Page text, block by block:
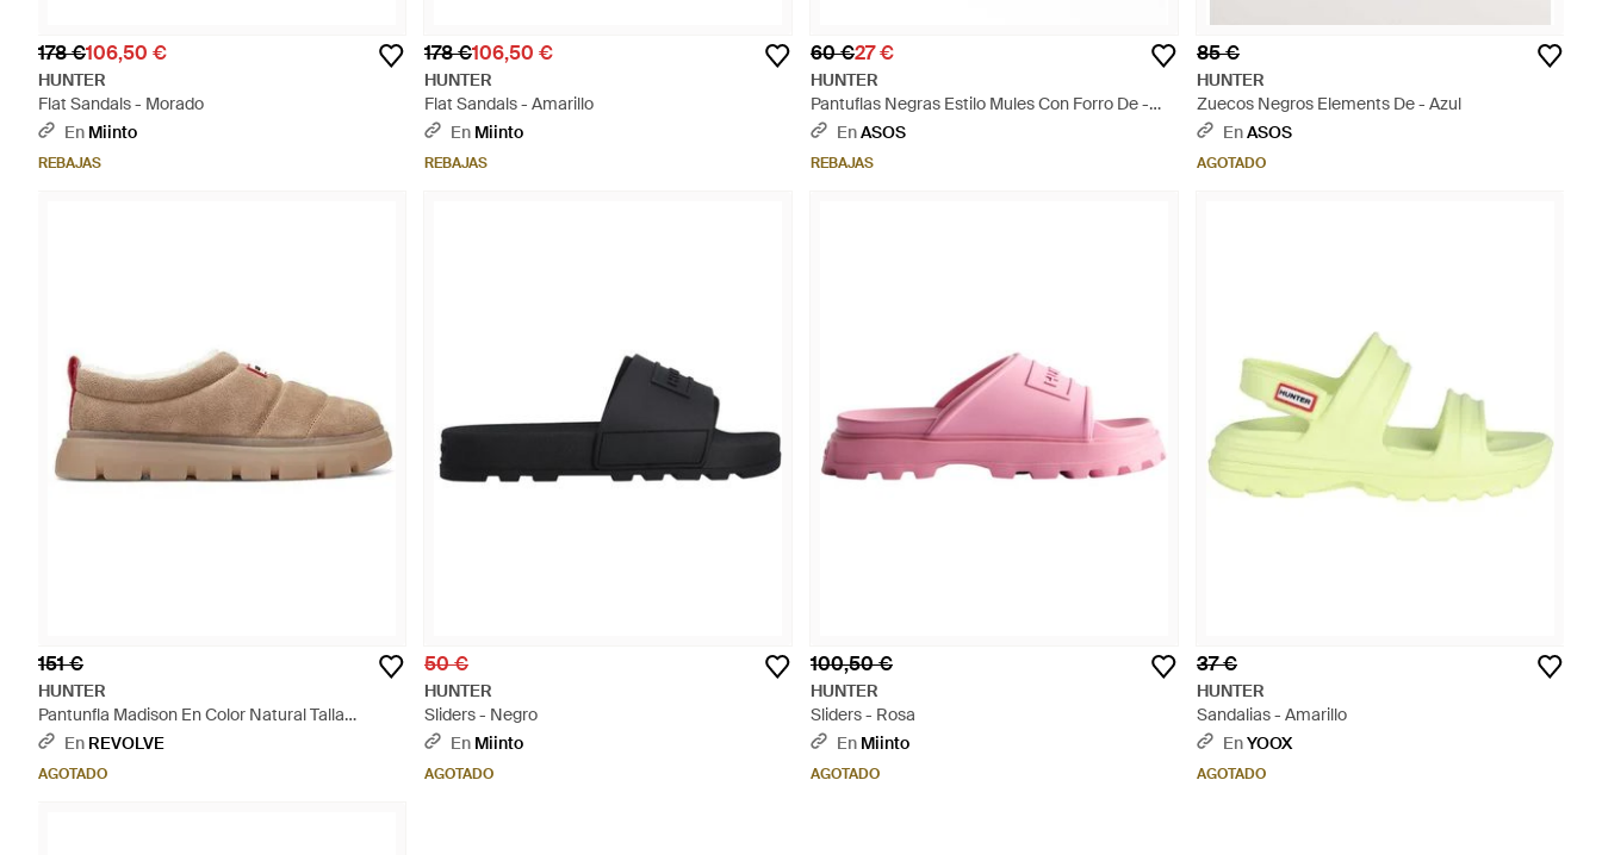
178 €106,50 €
HUNTER
Flat Sandals - Morado
En Miinto
REBAJAS
178 €106,50 €
HUNTER
Flat Sandals - Amarillo
En Miinto
REBAJAS
60 €27 €
HUNTER
Pantuflas Negras Estilo Mules Con Forro De -
Negro
EnASOS
REBAJAS
85 €
HUNTER
Zuecos Negros Elements De - Azul
EnASOS
AGOTADO
151 €
HUNTER
Pantunfla Madison En Color Natural Talla
(También En 6, 9) - Multicolor
En REVOLVE
AGOTADO
50 €
HUNTER
Sliders - Negro
En Miinto
AGOTADO
100,50 €
HUNTER
Sliders - Rosa
En Miinto
AGOTADO
37 €
HUNTER
Sandalias - Amarillo
EnYOOX
AGOTADO